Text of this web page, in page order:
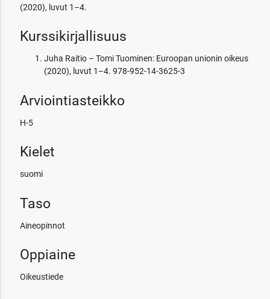
(2020), luvut 1–4.
Kurssikirjallisuus
Juha Raitio – Tomi Tuominen: Euroopan unionin oikeus
(2020), luvut 1–4. 978-952-14-3625-3
Arviointiasteikko
H-5
Kielet
suomi
Taso
Aineopinnot
Oppiaine
Oikeustiede